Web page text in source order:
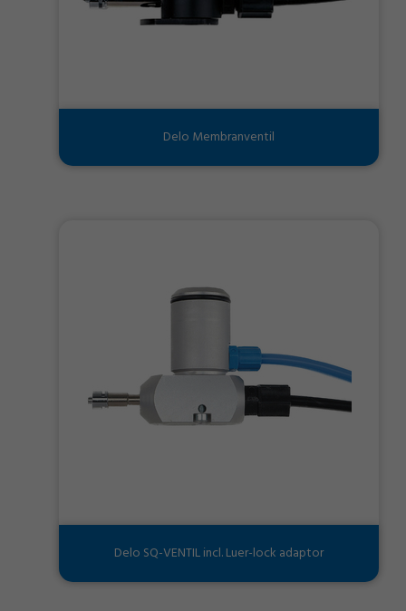
Delo Membranventil
Delo SQ-VENTIL incl. Luer-lock adaptor